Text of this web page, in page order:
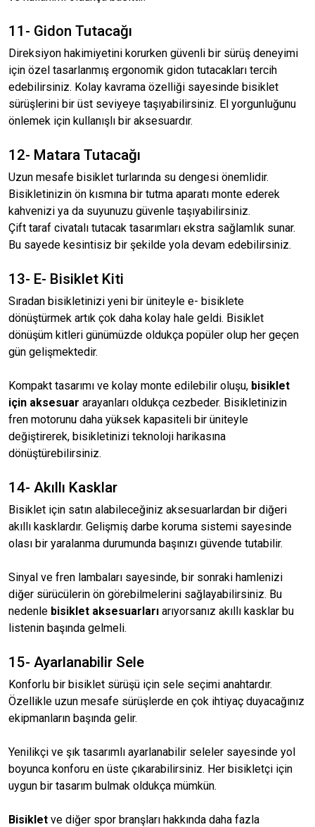
11- Gidon Tutacağı
Direksiyon hakimiyetini korurken güvenli bir sürüş deneyimi
için özel tasarlanmış ergonomik gidon tutacakları tercih
edebilirsiniz. Kolay kavrama özelliği sayesinde bisiklet
sürüşlerini bir üst seviyeye taşıyabilirsiniz. El yorgunluğunu
önlemek için kullanışlı bir aksesuardır.
12- Matara Tutacağı
Uzun mesafe bisiklet turlarında su dengesi önemlidir.
Bisikletinizin ön kısmına bir tutma aparatı monte ederek
kahvenizi ya da suyunuzu güvenle taşıyabilirsiniz.
Çift taraf civatalı tutacak tasarımları ekstra sağlamlık sunar.
Bu sayede kesintisiz bir şekilde yola devam edebilirsiniz.
13- E- Bisiklet Kiti
Sıradan bisikletinizi yeni bir üniteyle e- bisiklete
dönüştürmek artık çok daha kolay hale geldi. Bisiklet
dönüşüm kitleri günümüzde oldukça popüler olup her geçen
gün gelişmektedir.
Kompakt tasarımı ve kolay monte edilebilir oluşu, bisiklet
için aksesuar arayanları oldukça cezbeder. Bisikletinizin
fren motorunu daha yüksek kapasiteli bir üniteyle
değiştirerek, bisikletinizi teknoloji harikasına
dönüştürebilirsiniz.
14- Akıllı Kasklar
Bisiklet için satın alabileceğiniz aksesuarlardan bir diğeri
akıllı kasklardır. Gelişmiş darbe koruma sistemi sayesinde
olası bir yaralanma durumunda başınızı güvende tutabilir.
Sinyal ve fren lambaları sayesinde, bir sonraki hamlenizi
diğer sürücülerin ön görebilmelerini sağlayabilirsiniz. Bu
nedenle bisiklet aksesuarları arıyorsanız akıllı kasklar bu
listenin başında gelmeli.
15- Ayarlanabilir Sele
Konforlu bir bisiklet sürüşü için sele seçimi anahtardır.
Özellikle uzun mesafe sürüşlerde en çok ihtiyaç duyacağınız
ekipmanların başında gelir.
Yenilikçi ve şık tasarımlı ayarlanabilir seleler sayesinde yol
boyunca konforu en üste çıkarabilirsiniz. Her bisikletçi için
uygun bir tasarım bulmak oldukça mümkün.
Bisiklet ve diğer spor branşları hakkında daha fazla